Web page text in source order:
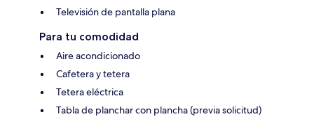
Televisión de pantalla plana
Para tu comodidad
Aire acondicionado
Cafetera y tetera
Tetera eléctrica
Tabla de planchar con plancha (previa solicitud)